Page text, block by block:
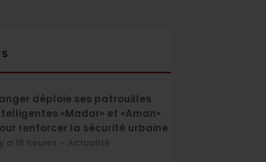
déploie ses patrouilles
«Madar» et «Aman»
renforcer la sécurité urbaine
a 19 heures - Actualité